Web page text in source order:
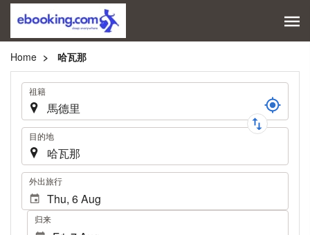
Home 哈瓦那
旅祖籍
目的地
. 外出旅行
归来